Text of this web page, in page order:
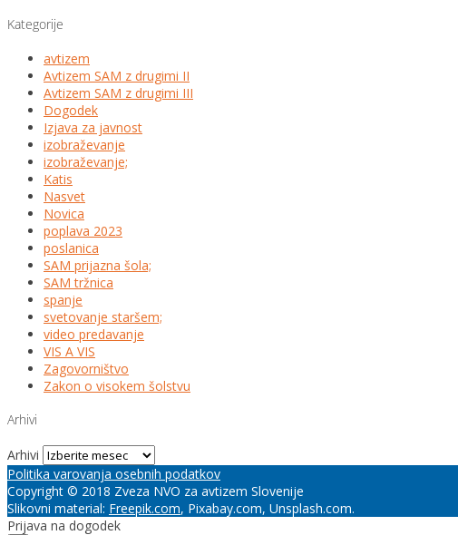
Kategorije
avtizem
Avtizem SAM z drugimi II
Avtizem SAM z drugimi III
Dogodek
Izjava za javnost
izobraževanje
izobraževanje;
Katis
Nasvet
Novica
poplava 2023
poslanica
SAM prijazna šola;
SAM tržnica
spanje
svetovanje staršem;
video predavanje
VIS A VIS
Zagovorništvo
Zakon o visokem šolstvu
Arhivi
Arhivi
Politika varovanja osebnih podatkov
Copyright © 2018 Zveza NVO za avtizem Slovenije
Slikovni material: Freepik.com, Pixabay.com, Unsplash.com.
Prijava na dogodek